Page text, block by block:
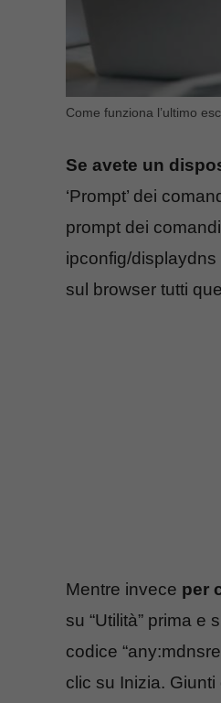
Come funziona l’ultimo
Se avete un
‘Prompt’ dei
prompt dei
ipconfig/
sul browser tutti
Mentre invece per
su “Utilità” prima e
codice
clic su Inizia.